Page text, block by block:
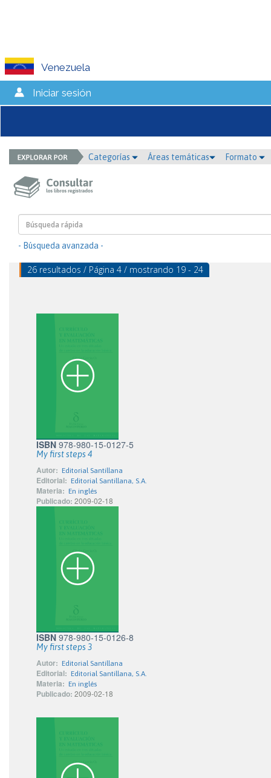
Venezuela
Iniciar sesión
Categorías Áreas temáticas Formato
- Búsqueda avanzada -
26 resultados / Página 4 / mostrando 19 - 24
ISBN 978-980-15-0127-5
My first steps 4
Autor: Editorial Santillana
Editorial: Editorial Santillana, S.A.
Materia: En inglés
Publicado: 2009-02-18
ISBN 978-980-15-0126-8
My first steps 3
Autor: Editorial Santillana
Editorial: Editorial Santillana, S.A.
Materia: En inglés
Publicado: 2009-02-18